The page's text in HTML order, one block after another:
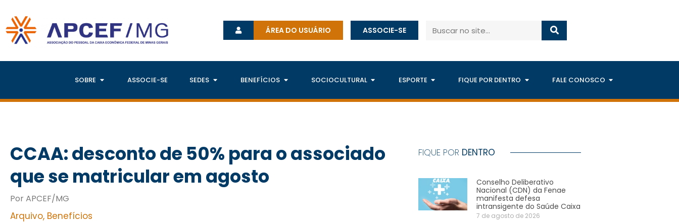
ÁREA DO USUÁRIO ASSOCIE-SE
SOBRE ASSOCIE-SE SEDES BENEFÍCIOS SOCIOCULTURAL ESPORTE FIQUE POR DENTRO FALE CONOSCO
CCAA: desconto de 50% para o associado
que se matricular em agosto
Por APCEF/MG
Arquivo, Benefícios
FIQUE POR DENTRO
Conselho Deliberativo
Nacional (CDN) da Fenae
manifesta defesa
intransigente do Saúde Caixa
7 de agosto de 2026